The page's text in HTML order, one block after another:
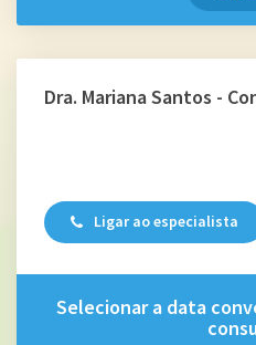
Dra. Mariana Santos -
Ligar ao especialista
Selecionar a data